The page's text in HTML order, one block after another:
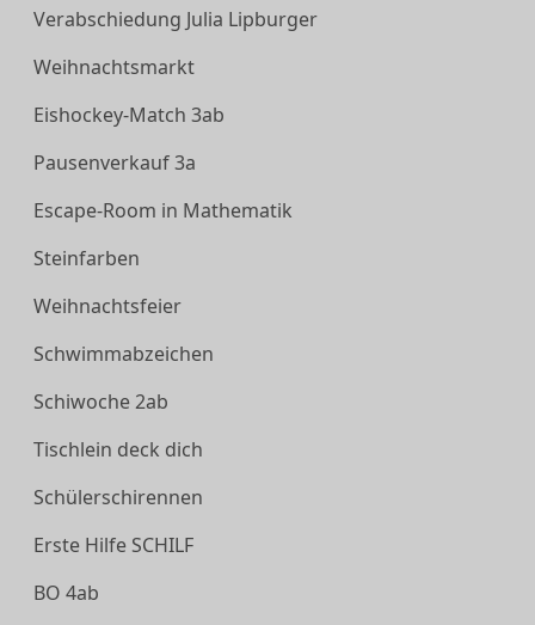
Verabschiedung Julia Lipburger
Weihnachtsmarkt
Eishockey-Match 3ab
Pausenverkauf 3a
Escape-Room in Mathematik
Steinfarben
Weihnachtsfeier
Schwimmabzeichen
Schiwoche 2ab
Tischlein deck dich
Schülerschirennen
Erste Hilfe SCHILF
BO 4ab